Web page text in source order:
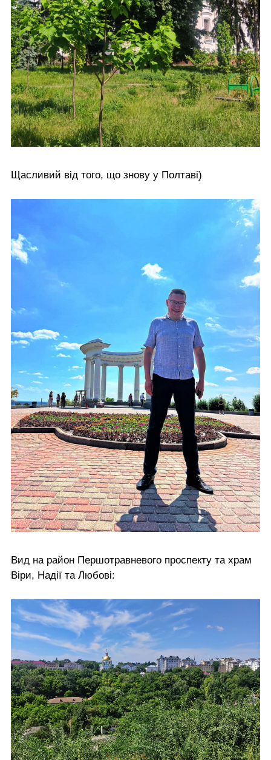
Щасливий від того, що знову у Полтаві)
Вид на район Першотравневого проспекту та храм
Віри, Надії та Любові: